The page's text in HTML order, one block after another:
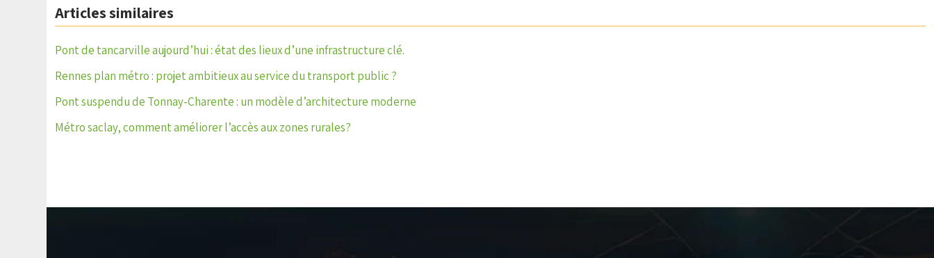
Articles similaires
Pont de tancarville aujourd’hui : état des lieux d’une infrastructure clé.
Rennes plan métro : projet ambitieux au service du transport public ?
Pont suspendu de Tonnay-Charente : un modèle d’architecture moderne
Métro saclay, comment améliorer l’accès aux zones rurales?